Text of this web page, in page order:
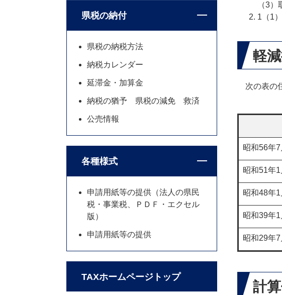
（3
1（1
軽
次の表の
昭和56年
昭和51年
昭和48年
昭和39年
昭和29年
計
県税の納付
県税の納税方法
納税カレンダー
延滞金・加算金
納税の猶予 県税の減免 救済
公売情報
各種様式
申請用紙等の提供（法人の県民
税・事業税、ＰＤＦ・エクセル
版）
申請用紙等の提供
TAXホームページトップ